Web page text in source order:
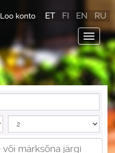
Toggle
Loo konto ET FI EN RU